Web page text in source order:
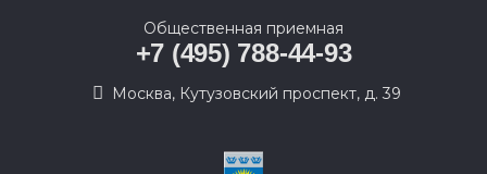
Общественная приемная
+7 (495) 788-44-93
Москва, Кутузовский проспект, д. 39